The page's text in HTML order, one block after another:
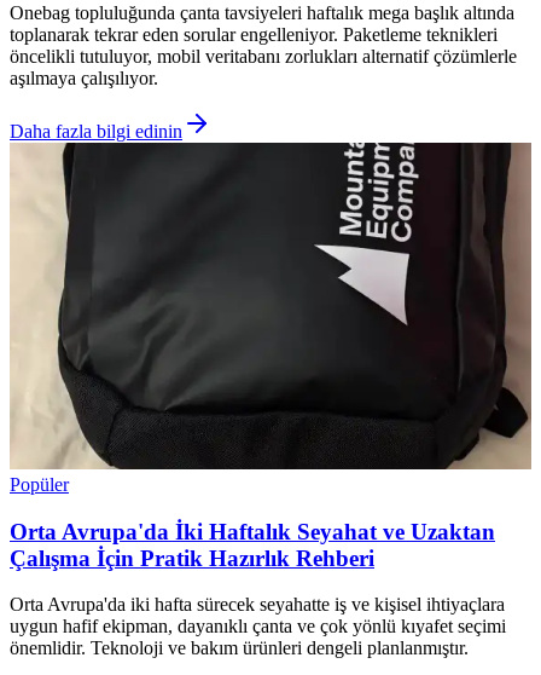
Onebag topluluğunda çanta tavsiyeleri haftalık mega başlık altında
toplanarak tekrar eden sorular engelleniyor. Paketleme teknikleri
öncelikli tutuluyor, mobil veritabanı zorlukları alternatif çözümlerle
aşılmaya çalışılıyor.
Daha fazla bilgi edinin
Popüler
Orta Avrupa'da İki Haftalık Seyahat ve Uzaktan
Çalışma İçin Pratik Hazırlık Rehberi
Orta Avrupa'da iki hafta sürecek seyahatte iş ve kişisel ihtiyaçlara
uygun hafif ekipman, dayanıklı çanta ve çok yönlü kıyafet seçimi
önemlidir. Teknoloji ve bakım ürünleri dengeli planlanmıştır.